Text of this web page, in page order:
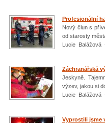
Profesionální
Nový člun s
od starosty
Lucie Balážová
Záchranářská
Jeskyně.
výzev, jakou si
Lucie Balážová
Vyprostili jsme